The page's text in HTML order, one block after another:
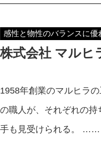
感性と物性のバランスに優
株式会社 マルヒ
1958年創業のマルヒラ
の職人が、それぞれの
手も見受けられる。 ……